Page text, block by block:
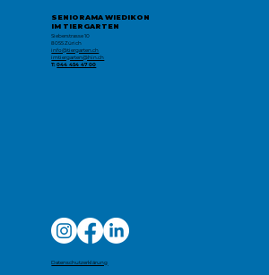
SENIORAMA WIEDIKON
IM TIERGARTEN
Sieberstrasse 10
8055 Zürich
info@tiergarten.ch
imtiergarten@hin.ch
T:044 454 47 00
Datenschutzerklärung